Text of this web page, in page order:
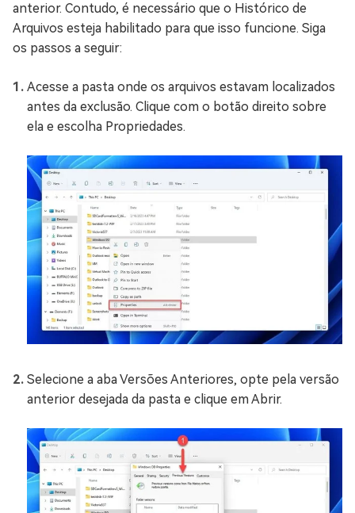
anterior. Contudo, é necessário que o Histórico de
Arquivos esteja habilitado para que isso funcione. Siga
os passos a seguir:
Acesse a pasta onde os arquivos estavam localizados
antes da exclusão. Clique com o botão direito sobre
ela e escolha Propriedades.
Selecione a aba Versões Anteriores, opte pela versão
anterior desejada da pasta e clique em Abrir.